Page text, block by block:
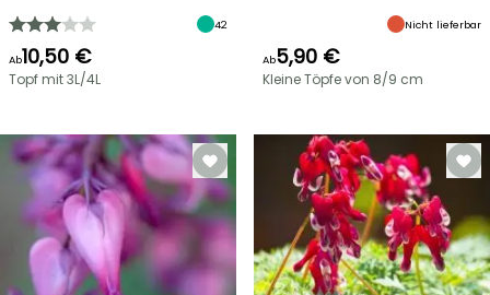
42
Ab10,50 €
Topf mit 3L/4L
Nicht lieferbar
Ab5,90 €
Kleine Töpfe von 8/9 cm